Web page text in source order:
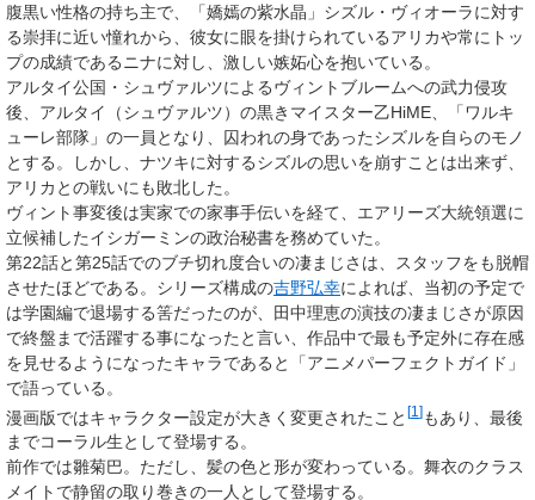
腹黒い性格の持ち主で、「嬌嫣の紫水晶 」シズル・ヴィオーラに対す
る崇拝に近い憧れから、彼女に眼を掛けられているアリカや常にトッ
プの成績であるニナに対し、激しい嫉妬心を抱いている。
アルタイ公国・シュヴァルツによるヴィントブルームへの武力侵攻
後、アルタイ（シュヴァルツ）の黒きマイスター乙HiME、「 ワルキ
ューレ部隊 」の一員となり、囚われの身であったシズルを自らのモノ
とする。しかし、ナツキに対するシズルの思いを崩すことは出来ず、
アリカとの戦いにも敗北した。
ヴィント事変後は実家での家事手伝いを経て、エアリーズ大統領選に
立候補したイシガーミンの政治秘書を務めていた。
第22話と第25話でのブチ切れ度合いの凄まじさは、スタッフをも脱帽
させたほどである。シリーズ構成の吉野弘幸によれば、当初の予定で
は学園編で退場する筈だったのが、田中理恵の演技の凄まじさが原因
で終盤まで活躍する事になったと言い、作品中で最も予定外に存在感
を見せるようになったキャラであると「アニメパーフェクトガイド」
で語っている。
漫画版ではキャラクター設定が大きく変更されたこと [1 ]もあり、最後
までコーラル生として登場する。
前作では雛菊巴。ただし、髪の色と形が変わっている。舞衣のクラス
メイトで静留の取り巻きの一人として登場する。